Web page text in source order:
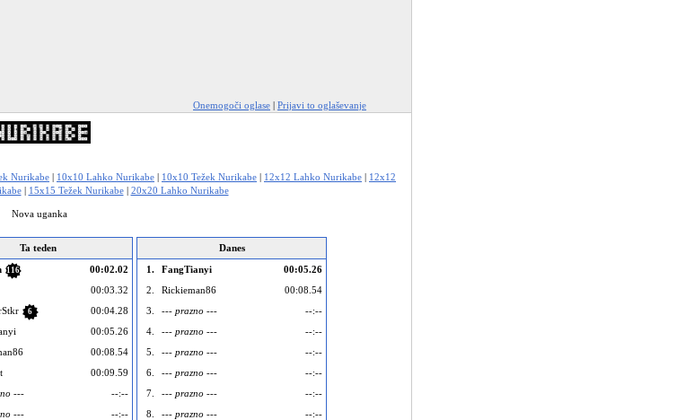
Onemogoči oglase | Prijavi to oglaševanje
Nurikabe | 10x10 Lahko Nurikabe | 10x10 Težek Nurikabe | 12x12 Lahko Nurikabe | 12x12
| 15x15 Težek Nurikabe| 20x20 Lahko Nurikabe
Nova uganka
Ta teden
116
00:02.02
00:03.32
6
00:04.28
00:05.26
00:08.54
00:09.59
---
--:--
---
--:--
Danes
1.
FangTianyi
00:05.26
2.
Rickieman86
00:08.54
3.
--- prazno ---
--:--
4.
--- prazno ---
--:--
5.
--- prazno ---
--:--
6.
--- prazno ---
--:--
7.
--- prazno ---
--:--
8.
--- prazno ---
--:--